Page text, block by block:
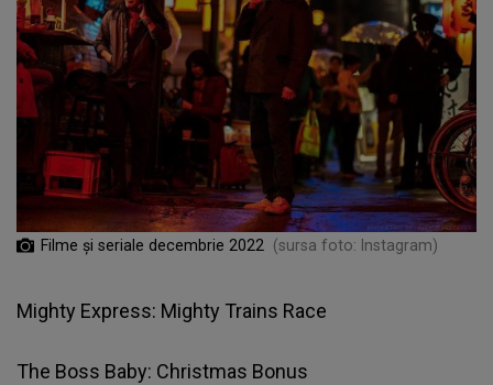
Filme și seriale decembrie 2022 (sursa foto: Instagram)
Mighty Express: Mighty Trains Race
The Boss Baby: Christmas Bonus